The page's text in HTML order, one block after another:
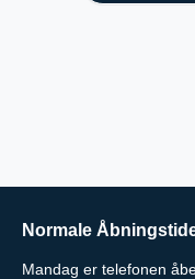
Normale
Mandag er telefonen